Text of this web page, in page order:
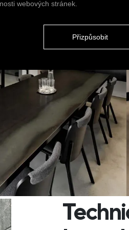
webových stránek.
Přizpůsobit